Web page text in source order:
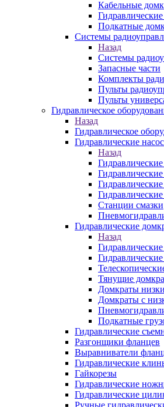
Кабельные
Подкатные
Системы
Назад
Системы
Запасные части
Комплекты
Пульты
Пульты
Гидравлическое
Назад
Гидравлическое
Гидравлические
Назад
Станции смазки
Гидравлические
Назад
Тянущие
Домкраты
Домкраты с
Подкатные
Гидравлические
Разгонщики фланцев
Выравниватели
Гидравлические
Гайкорезы
Гидравлические
Гидравлические
Ручные